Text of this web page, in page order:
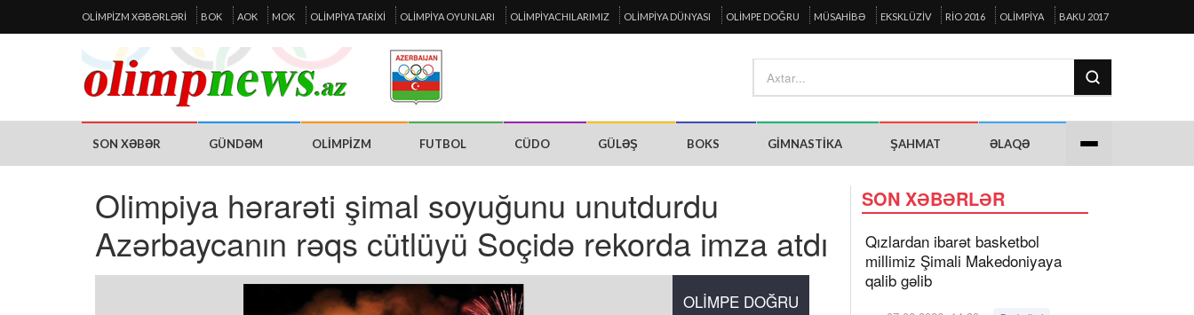
OLIMPIZM XƏBƏRLƏRI BOK AOK MOK OLIMPIYA TARIXI OLIMPIYA OYUNLARI OLIMPIYACHILARIMIZ OLIMPIYA DÜNYASI OLIMPE DOĞRU MÜSAHIBƏ EKSKLÜZIV RIO 2016 OLIMPIYA BAKU 2017
SON XƏBƏR GÜNDƏM OLIMPIZM FUTBOL CÜDO GÜLƏŞ BOKS GIMNASTIKA ŞAHMAT ƏLAQƏ
Olimpiya hərarəti şimal soyuğunu unutdurdu
Azərbaycanın rəqs cütlüyü Soçidə rekorda imza atdı
OLIMPE DOĞRU
SON XƏBƏRLƏR
Qızlardan ibarət basketbol
millimiz Şimali Makedoniyaya
qalib gəlib